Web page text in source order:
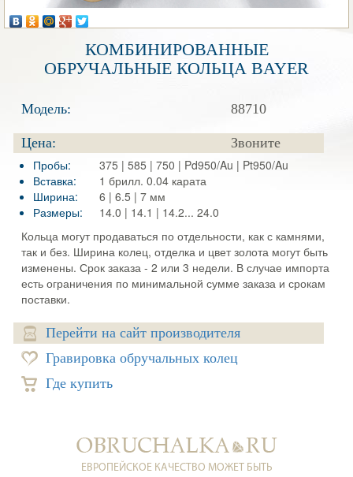
КОМБИНИРОВАННЫЕ
ОБРУЧАЛЬНЫЕ КОЛЬЦА BAYER
Модель: 88710
Цена:
Звоните
Пробы:
375 | 585 | 750 | Pd950/Au | Pt950/Au
Вставка:
1 брилл. 0.04 карата
Ширина:
6 | 6.5 | 7 мм
Размеры:
14.0 | 14.1 | 14.2... 24.0
Кольца могут продаваться по отдельности, как с камнями,
так и без. Ширина колец, отделка и цвет золота могут быть
изменены. Срок заказа - 2 или 3 недели. В случае импорта
есть ограничения по минимальной сумме заказа и срокам
поставки.
Перейти на сайт производителя
Гравировка обручальных колец
Где купить
ЕВРОПЕЙСКОЕ КАЧЕСТВО МОЖЕТ БЫТЬ